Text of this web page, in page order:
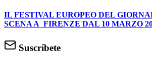
IL FESTIVAL EUROPEO DEL
SCENA A FIRENZE DAL 10 MARZO
Suscríbete